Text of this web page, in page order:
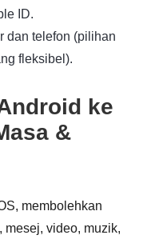
ID.
dan telefon (pilihan
fleksibel).
ke
&
membolehkan
video, muzik,